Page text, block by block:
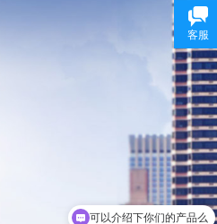
客服
可以介绍下你们的产品么